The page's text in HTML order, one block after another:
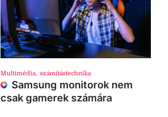
Multimédia, számítástechnika
Samsung monitorok nem
csak gamerek számára